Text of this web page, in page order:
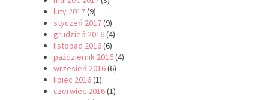
luty 2017(9)
styczeń 2017(9)
grudzień 2016(4)
listopad 2016(6)
październik 2016(4)
wrzesień 2016(6)
lipiec 2016(1)
czerwiec 2016(1)